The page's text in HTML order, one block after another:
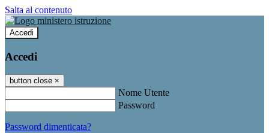
Salta al contenuto
Accedi
Accedi
button close ×
Nome Utente
Password
Password dimenticata?